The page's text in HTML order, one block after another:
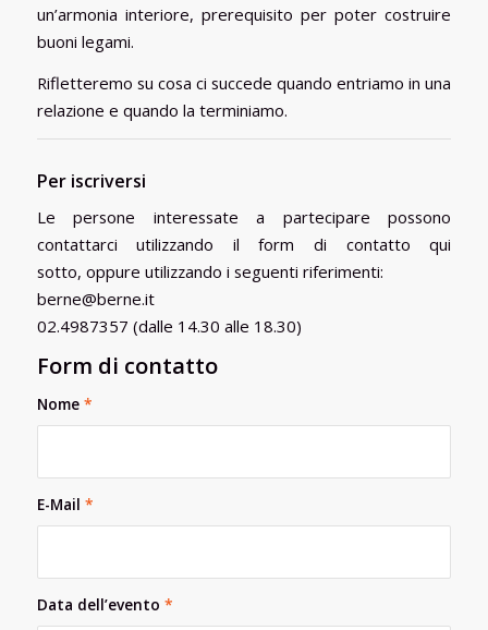
un’armonia interiore, prerequisito per poter costruire
buoni legami.
Rifletteremo su cosa ci succede quando entriamo in una
relazione e quando la terminiamo.
Per iscriversi
Le persone interessate a partecipare possono
contattarci utilizzando il form di contatto qui
sotto, oppure utilizzando i seguenti riferimenti:
berne@berne.it
02.4987357 (dalle 14.30 alle 18.30)
Form di contatto
Nome *
E-Mail *
Data dell’evento *